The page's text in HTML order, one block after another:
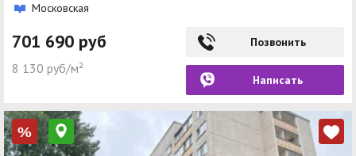
Московская
701 690 руб
8 130 руб/м²
Позвонить
Написать
%